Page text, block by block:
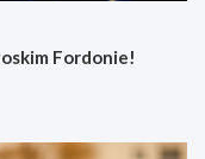
Fordonie!